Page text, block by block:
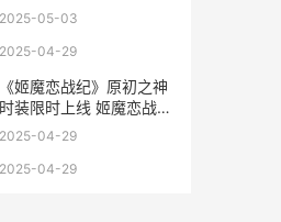
玩法和技巧是什么。关于
好了相关内容，希望可以
一起来看看吧!
2025-05-03
2025-04-29
《姬魔恋战纪》原初之神
时装限时上线 姬魔恋战纪
破解版
2025-04-29
2025-04-29